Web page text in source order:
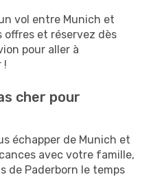
vol entre Munich et
offres et réservez dès
pour aller à
!
cher pour
échapper de Munich et
avec votre famille,
de Paderborn le temps